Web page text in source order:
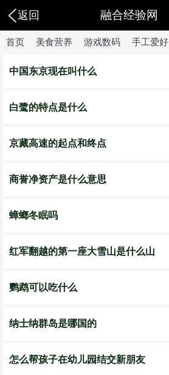
返回 融合经验网
首页 美食营养 游戏数码 手工爱好
中国东京现在叫什么
白鹭的特点是什么
京藏高速的起点和终点
商誉净资产是什么意思
蟑螂冬眠吗
红军翻越的第一座大雪山是什么山
鹦鹉可以吃什么
纳士纳群岛是哪国的
怎么帮孩子在幼儿园结交新朋友